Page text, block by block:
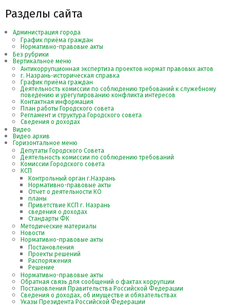
Разделы сайта
Администрация города
График приёма граждан
Нормативно-правовые акты
Без рубрики
Вертикальное меню
Антикоррупционная экспертиза проектов нормат правовых актов
г. Назрань-историческая справка
График приёма граждан
Деятельность комиссии по соблюдению требований к служебному
поведению и урегулированию конфликта интересов
Контактная информация
План работы Городского совета
Регламент и структура Городского совета
Сведения о доходах
Видео
Видео архив
Горизонтальное меню
Депутаты Городского Совета
Деятельность комиссии по соблюдению требований
Комиссии Городского совета
КСП
Контрольный орган г.Назрань
Нормативно-правовые акты
Отчет о деятельности КО
планы
Приветствие КСП г. Назрань
сведения о доходах
Стандарты ФК
Методические материалы
Новости
Нормативно-правовые акты
Постановления
Проекты решений
Распоряжения
Решение
Нормативно-правовые акты
Обратная связь для сообщений о фактах коррупции
Постановления Правительства Российской Федерации
Сведения о доходах, об имуществе и обязательствах
Указы Президента Российской Федерации